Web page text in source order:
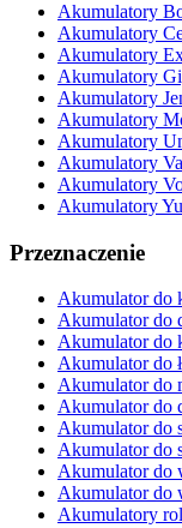
Akumulatory
Akumulatory
Akumulatory
Akumulatory
Akumulatory
Akumulatory
Akumulatory
Akumulatory
Akumulatory
Akumulatory
Przeznaczenie
Akumulator do
Akumulator do
Akumulator do
Akumulator do
Akumulator do
Akumulator do
Akumulator do
Akumulator do
Akumulator do
Akumulator do
Akumulatory